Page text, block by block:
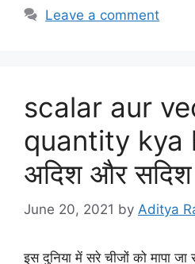
Leave a comment
scalar aur
quantity kya
अदिश और सदिश
June 20, 2021 by Aditya
इस दुनिया में सरे चीजों को मापा जा